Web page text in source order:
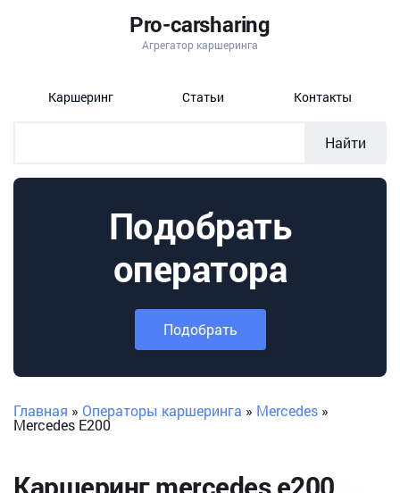
Pro-carsharing
Агрегатор каршеринга
Каршеринг Статьи Контакты
Найти
Подобрать
оператора
Подобрать
Главная » Операторы каршеринга » Mercedes »
Mercedes E200